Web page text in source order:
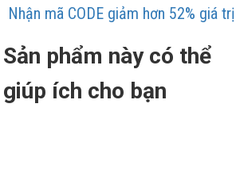
Nhận mã CODE giảm hơn 52% giá
Sản phẩm này có thể
giúp ích cho bạn